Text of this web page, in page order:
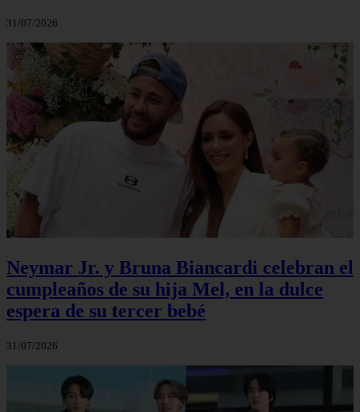
31/07/2026
Neymar Jr. y Bruna Biancardi celebran el
cumpleaños de su hija Mel, en la dulce
espera de su tercer bebé
31/07/2026